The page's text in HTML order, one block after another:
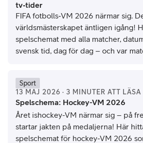
tv‑tider
FIFA fotbolls‑VM 2026 närmar sig.
världsmästerskapet äntligen igång!
spelschemat med alla matcher,
svensk tid, dag för dag – och var
Sport
13 MAJ 2026 · 3 MINUTER ATT LÄSA
Spelschema: Hockey-VM 2026
Året ishockey-VM närmar sig – på
startar jakten på medaljerna! Här
spelschemat för hockey-VM 2026